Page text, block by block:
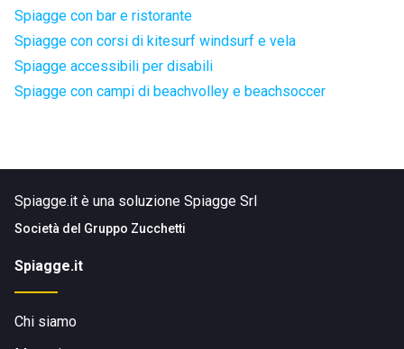
Spiagge con bar e ristorante
Spiagge con corsi di kitesurf windsurf e vela
Spiagge accessibili per disabili
Spiagge con campi di beachvolley e beachsoccer
Spiagge.it è una soluzione Spiagge Srl
Società del Gruppo Zucchetti
Spiagge.it
Chi siamo